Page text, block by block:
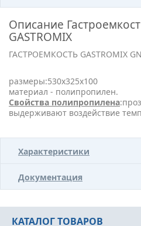
Описание
GASTROMIX
ГАСТРОЕМКОСТЬ GASTROMIX
размеры:530х325х100
материал - полипропилен.
Свойства полипропилена
выдерживают воздействие
Характеристики
Документация
КАТАЛОГ ТОВАРОВ